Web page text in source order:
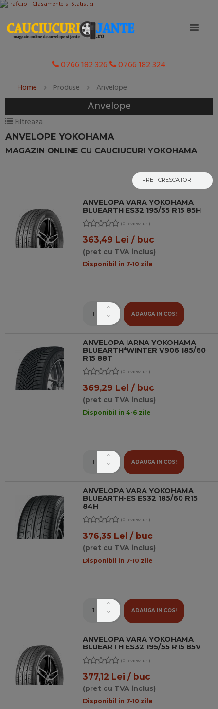
0766 182 326 0766 182 324
Home Produse Anvelope
Anvelope
Filtreaza
ANVELOPE YOKOHAMA
MAGAZIN ONLINE CU CAUCIUCURI YOKOHAMA
ANVELOPA VARA YOKOHAMA
BLUEARTH ES32 195/55 R15 85H
(0 review-uri)
363,49 Lei / buc
(pret cu TVA inclus)
Disponibil in 7-10 zile
ADAUGA IN COS!
ANVELOPA IARNA YOKOHAMA
BLUEARTH*WINTER V906 185/60
R15 88T
(0 review-uri)
369,29 Lei / buc
(pret cu TVA inclus)
Disponibil in 4-6 zile
ADAUGA IN COS!
ANVELOPA VARA YOKOHAMA
BLUEARTH-ES ES32 185/60 R15
84H
(0 review-uri)
376,35 Lei / buc
(pret cu TVA inclus)
Disponibil in 7-10 zile
ADAUGA IN COS!
ANVELOPA VARA YOKOHAMA
BLUEARTH ES32 195/55 R15 85V
(0 review-uri)
377,12 Lei / buc
(pret cu TVA inclus)
Disponibil in 7-10 zile